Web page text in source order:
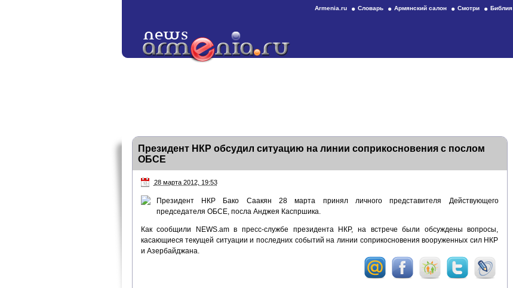
Armenia.ru Словарь Армянский салон Смотри Библия
Президент НКР обсудил ситуацию на линии соприкосновения с послом
ОБСЕ
28 марта 2012, 19:53
Президент НКР Бако Саакян 28 марта принял личного представителя Действующего
председателя ОБСЕ, посла Анджея Каспршика.
Как сообщили NEWS.am в пресс-службе президента НКР, на встрече были обсуждены вопросы,
касающиеся текущей ситуации и последних событий на линии соприкосновения вооруженных сил НКР
и Азербайджана.